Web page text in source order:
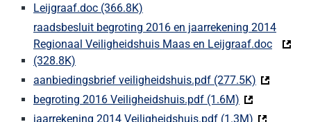
Leijgraaf.doc (366.8K)
raadsbesluit begroting 2016 en jaarrekening 2014
Regionaal Veiligheidshuis Maas en Leijgraaf.doc
(328.8K)
aanbiedingsbrief veiligheidshuis.pdf (277.5K) (Deze
begroting 2016 Veiligheidshuis.pdf (1.6M) (Deze link
jaarrekening 2014 Veiligheidshuis.pdf (1.3M) (Deze link